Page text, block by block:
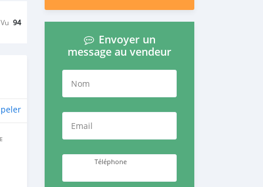
Vu 94
Envoyer un
message au vendeur
Nom
Email
Téléphone